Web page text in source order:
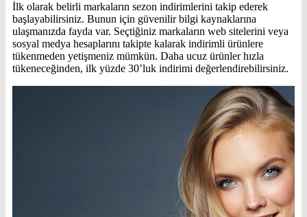
İlk olarak belirli markaların sezon indirimlerini takip ederek
başlayabilirsiniz. Bunun için güvenilir bilgi kaynaklarına
ulaşmanızda fayda var. Seçtiğiniz markaların web sitelerini veya
sosyal medya hesaplarını takipte kalarak indirimli ürünlere
tükenmeden yetişmeniz mümkün. Daha ucuz ürünler hızla
tükeneceğinden, ilk yüzde 30’luk indirimi değerlendirebilirsiniz.